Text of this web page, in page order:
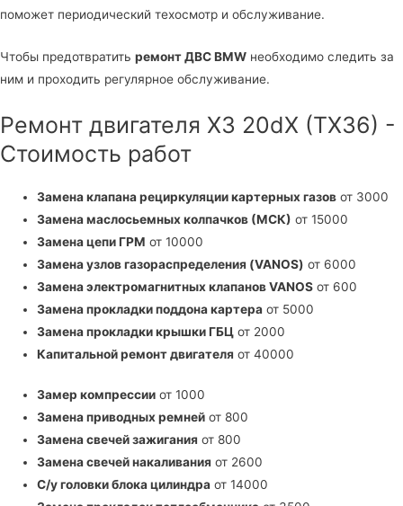
поможет периодический техосмотр и обслуживание.
Чтобы предотвратить ремонт ДВС BMW необходимо следить за
ним и проходить регулярное обслуживание.
Ремонт двигателя X3 20dX (TX36) -
Стоимость работ
Замена клапана рециркуляции картерных газов от 3000
Замена маслосьемных колпачков (МСК) от 15000
Замена цепи ГРМ от 10000
Замена узлов газораспределения (VANOS) от 6000
Замена электромагнитных клапанов VANOS от 600
Замена прокладки поддона картера от 5000
Замена прокладки крышки ГБЦ от 2000
Капитальной ремонт двигателя от 40000
Замер компрессии от 1000
Замена приводных ремней от 800
Замена свечей зажигания от 800
Замена свечей накаливания от 2600
С/у головки блока цилиндра от 14000